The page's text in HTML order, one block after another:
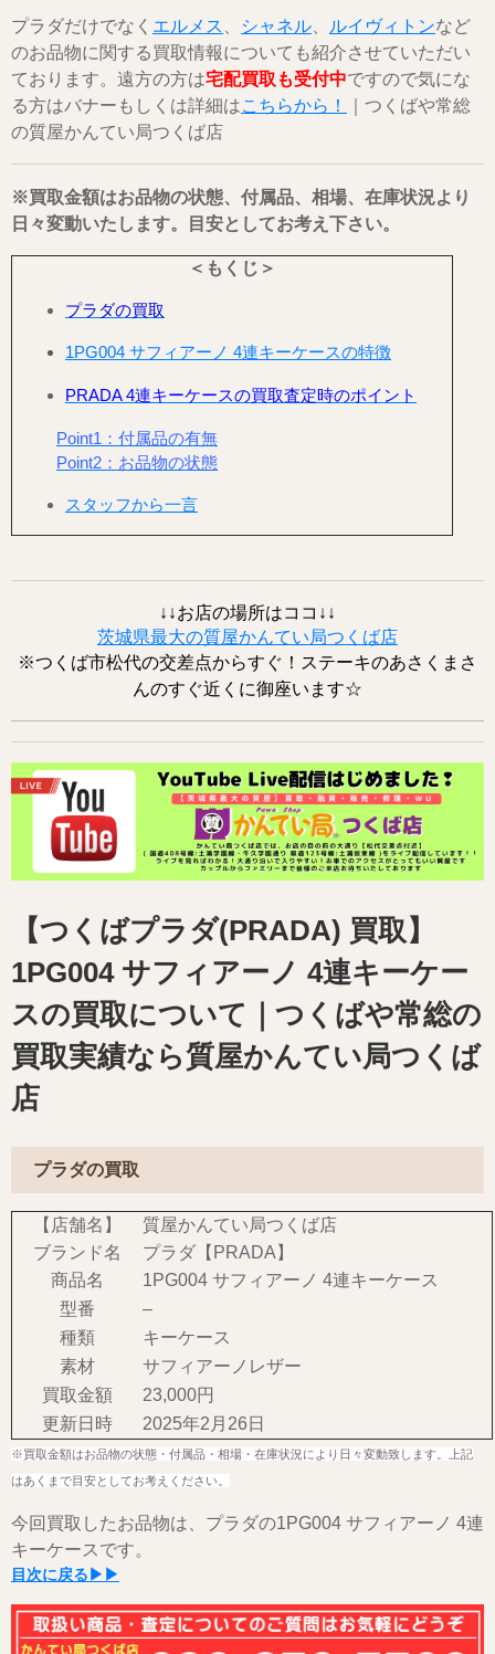
プラダだけでなく エルメス シャネル ルイヴィトンなど
のお品物に関する買取情報についても紹介させていただい
ております。遠方の方は宅配買取も受付中ですので気にな
る方はバナーもしくは詳細はこちらから！
｜つくばや常総
の質屋かんてい局つくば店
※買取金額はお品物の状態、付属品、相場、在庫状況より
日々変動いたします。目安としてお考え下さい。
＜もくじ＞
プラダの買取
1PG004 サフィアーノ 4連キーケースの特徴
PRADA 4連キーケースの買取査定時のポイント
Point1：付属品の有無
Point2：お品物の状態
スタッフから一言
↓↓お店の場所はココ↓↓
茨城県最大の質屋かんてい局つくば店
※つくば市松代の交差点からすぐ！ステーキのあさくまさ
んのすぐ近くに御座います☆
【つくばプラダ(PRADA) 買取】
1PG004 サフィアーノ 4連キーケー
スの買取について｜つくばや常総の
買取実績なら質屋かんてい局つくば
店
プラダの買取
【店舗名】
質屋かんてい局つくば店
ブランド名
プラダ【PRADA】
商品名
1PG004 サフィアーノ 4連キーケース
型番
–
種類
キーケース
素材
サフィアーノレザー
買取金額
23,000円
更新日時
2025年2月26日
※買取金額はお品物の状態・付属品・相場・在庫状況により日々変動致します。上記
はあくまで目安としてお考えください。
今回買取したお品物は、プラダの1PG004 サフィアーノ 4連
キーケースです。
目次に戻る▶▶